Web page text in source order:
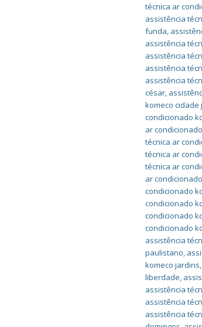
técnica ar
assistência
funda,
assistência
assistência
assistência
assistência
césar,
komeco cidade
condicionado
ar
técnica ar
técnica ar
técnica ar
ar
condicionado
condicionado
condicionado
condicionado
assistência
paulistano,
komeco jardins,
liberdade,
assistência
assistência
assistência